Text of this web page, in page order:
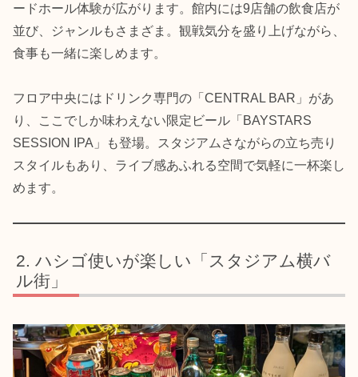
ードホール体験が広がります。館内には9店舗の飲食店が
並び、ジャンルもさまざま。観戦気分を盛り上げながら、
食事も一緒に楽しめます。
フロア中央にはドリンク専門の「CENTRAL BAR」があ
り、ここでしか味わえない限定ビール「BAYSTARS
SESSION IPA」も登場。スタジアムさながらの立ち売り
スタイルもあり、ライブ感あふれる空間で気軽に一杯楽し
めます。
ハシゴ使いが楽しい「スタジアム横バ
ル街」